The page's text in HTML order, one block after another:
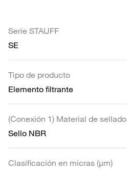
Serie STAUFF
SE
Tipo de producto
Elemento filtrante
(Conexión 1) Material de sellado
Sello NBR
Clasificación en micras (µm)